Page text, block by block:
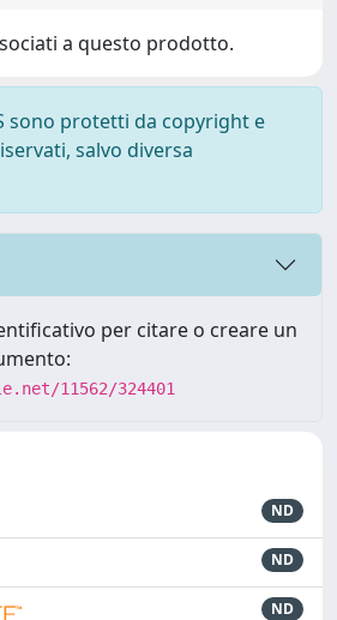
a questo prodotto.
sono protetti da copyright e
salvo diversa
per citare o creare un
11562/324401
ND
ND
ND